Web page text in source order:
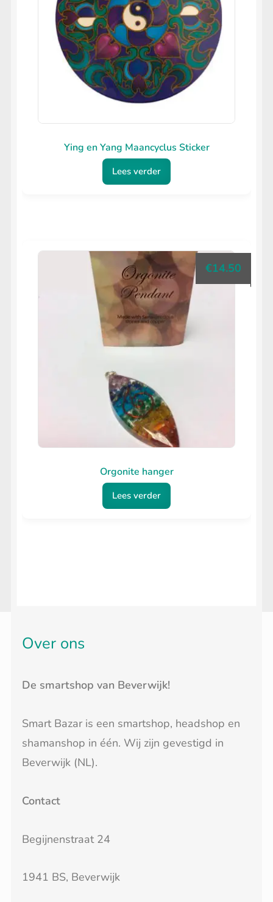
Ying en Yang Maancyclus Sticker
Lees verder
Orgonite hanger
€14.50
Lees verder
Over ons
De smartshop van Beverwijk!
Smart Bazar is een smartshop, headshop en
shamanshop in één. Wij zijn gevestigd in
Beverwijk (NL).
Contact
Begijnenstraat 24
1941 BS, Beverwijk